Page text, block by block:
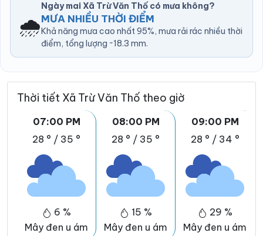
🌧️
Ngày mai Xã Trừ Văn Thố có mưa không?
MƯA NHIỀU THỜI ĐIỂM
Khả năng mưa cao nhất 95%, mưa rải rác nhiều thời
điểm, tổng lượng ~18.3 mm.
Thời tiết Xã Trừ Văn Thố theo giờ
07:00 PM
28 ° / 35 °
6 %
Mây đen u ám
08:00 PM
28 ° / 35 °
15 %
Mây đen u ám
09:00 PM
28 ° / 34 °
29 %
Mây đen u ám